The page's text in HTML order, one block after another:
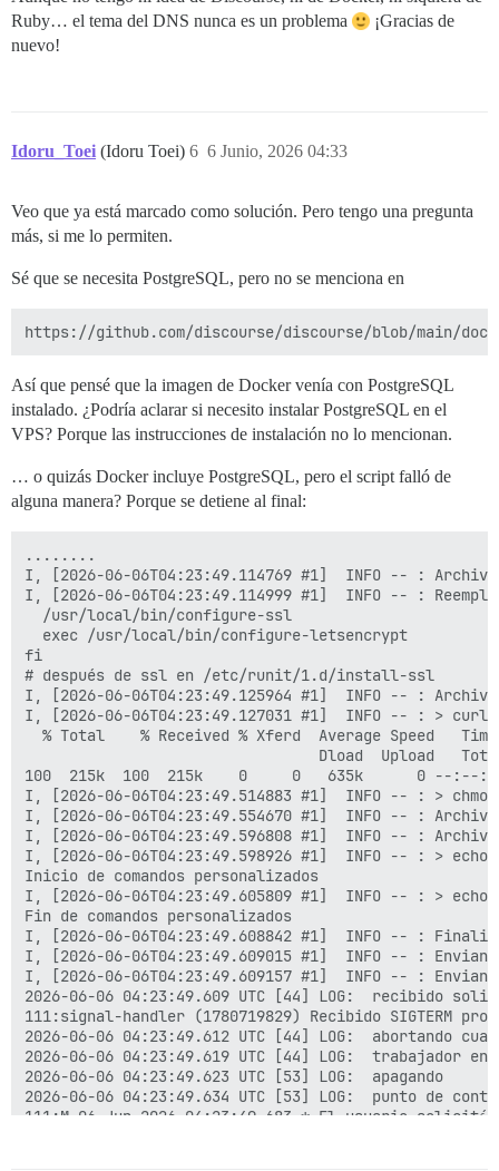
> Accept: */*
>
* Solicitud completamente enviada
< Servidor: Apache
< Rangos aceptados: bytes
< Longitud del contenido: 78431
<
<head>
metabolism.logophilia.eu &mdash;  Página de
  <meta charset="utf-8">
……
Ruby… el tema del DNS nunca es un problema
¡Gracias de
nuevo!
Idoru_Toei (Idoru Toei) 6 Junio, 2026 04:33
6
Veo que ya está marcado como solución. Pero tengo una pregunta
más, si me lo permiten.
Sé que se necesita PostgreSQL, pero no se menciona en
Así que pensé que la imagen de Docker venía con PostgreSQL
instalado. ¿Podría aclarar si necesito instalar PostgreSQL en el
VPS? Porque las instrucciones de instalación no lo mencionan.
… o quizás Docker incluye PostgreSQL, pero el script falló de
alguna manera? Porque se detiene al final:
........
I, [2026-06-06T04:23:49.114769 #1]  INFO -- :
I, [2026-06-06T04:23:49.114999 #1]  INFO -- :
  /usr/local/bin/configure-ssl
  exec /usr/local/bin/configure-letsencrypt
fi
# después de ssl en /etc/runit/1.d/install-ssl
I, [2026-06-06T04:23:49.125964 #1]  INFO -- :
I, [2026-06-06T04:23:49.127031 #1]  INFO -- : > curl
% Total    % Received % Xferd  Average Speed
Dload  Upload
100  215k  100  215k    0     0   635k      0 --
I, [2026-06-06T04:23:49.514883 #1]  INFO -- : >
I, [2026-06-06T04:23:49.554670 #1]  INFO -- :
I, [2026-06-06T04:23:49.596808 #1]  INFO -- :
I, [2026-06-06T04:23:49.598926 #1]  INFO -- : > echo
Inicio de comandos personalizados
I, [2026-06-06T04:23:49.605809 #1]  INFO -- : > echo
Fin de comandos personalizados
I, [2026-06-06T04:23:49.608842 #1]  INFO -- :
I, [2026-06-06T04:23:49.609015 #1]  INFO -- :
I, [2026-06-06T04:23:49.609157 #1]  INFO -- :
2026-06-06 04:23:49.609 UTC [44] LOG:  recibido
111:signal-handler (1780719829) Recibido SIGTERM
2026-06-06 04:23:49.612 UTC [44] LOG:  abortando
2026-06-06 04:23:49.619 UTC [44] LOG:  trabajador
2026-06-06 04:23:49.623 UTC [53] LOG:  apagando
2026-06-06 04:23:49.634 UTC [53] LOG:  punto de
111:M 06 Jun 2026 04:23:49.683 * El usuario solicitó